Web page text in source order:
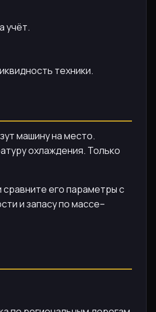
учёт.
техники.
машину на место.
охлаждения. Только
сравните его параметры с
и запасу по массе–